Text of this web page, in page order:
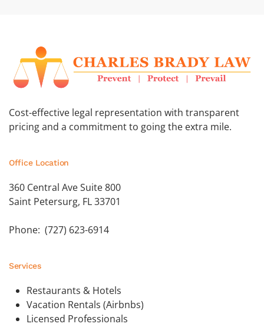
Cost-effective legal representation with transparent
pricing and a commitment to going the extra mile.
Office Location
360 Central Ave Suite 800
Saint Petersurg, FL 33701
Phone: (727) 623-6914
Services
Restaurants & Hotels
Vacation Rentals (Airbnbs)
Licensed Professionals